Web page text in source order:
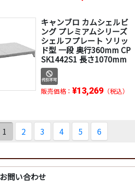
キャンブロ カムシェルビ
ング プレミアムシリーズ
シェルフプレート ソリッ
ド型 一段 奥行360mm CP
SK1442S1 長さ1070mm
販売価格：¥13,269 （税込）
1 2 3 4 5 6
問い合わせ